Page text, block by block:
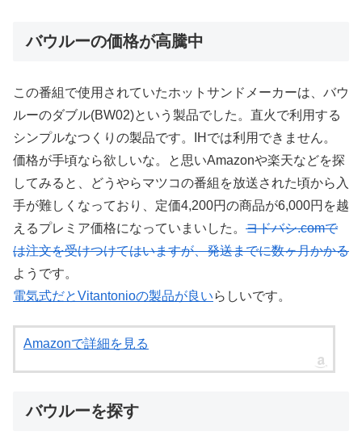
バウルーの価格が高騰中
この番組で使用されていたホットサンドメーカーは、バウ
ルーのダブル(BW02)という製品でした。直火で利用する
シンプルなつくりの製品です。IHでは利用できません。
価格が手頃なら欲しいな。と思いAmazonや楽天などを探
してみると、どうやらマツコの番組を放送された頃から入
手が難しくなっており、定価4,200円の商品が6,000円を越
えるプレミア価格になっていまいした。 ヨドバシ.comで
は注文を受けつけてはいますが、発送までに数ヶ月かかる
ようです。
電気式だとVitantonioの製品が良いらしいです。
Amazonで詳細を見る
バウルーを探す